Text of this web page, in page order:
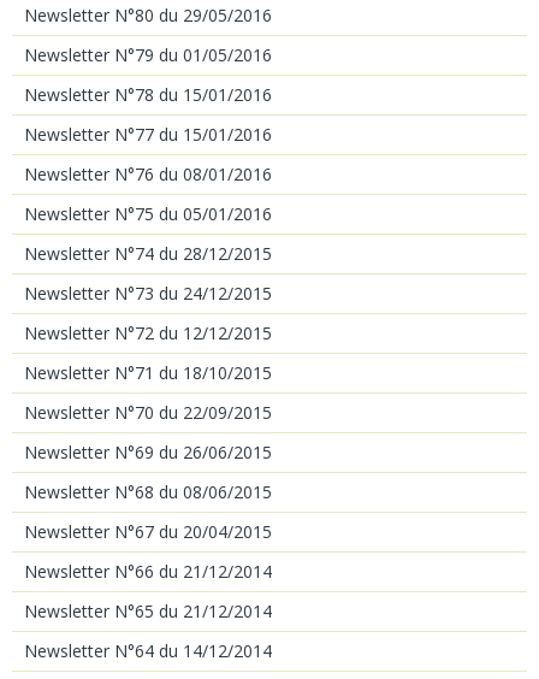
Newsletter N°80 du 29/05/2016
Newsletter N°79 du 01/05/2016
Newsletter N°78 du 15/01/2016
Newsletter N°77 du 15/01/2016
Newsletter N°76 du 08/01/2016
Newsletter N°75 du 05/01/2016
Newsletter N°74 du 28/12/2015
Newsletter N°73 du 24/12/2015
Newsletter N°72 du 12/12/2015
Newsletter N°71 du 18/10/2015
Newsletter N°70 du 22/09/2015
Newsletter N°69 du 26/06/2015
Newsletter N°68 du 08/06/2015
Newsletter N°67 du 20/04/2015
Newsletter N°66 du 21/12/2014
Newsletter N°65 du 21/12/2014
Newsletter N°64 du 14/12/2014